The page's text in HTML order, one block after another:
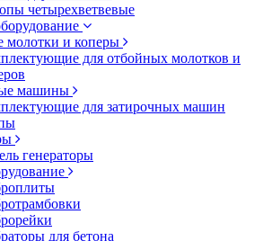
четырехветвевые
молотки и коперы
для отбойных молотков и
машины
для затирочных машин
генераторы
для бетона